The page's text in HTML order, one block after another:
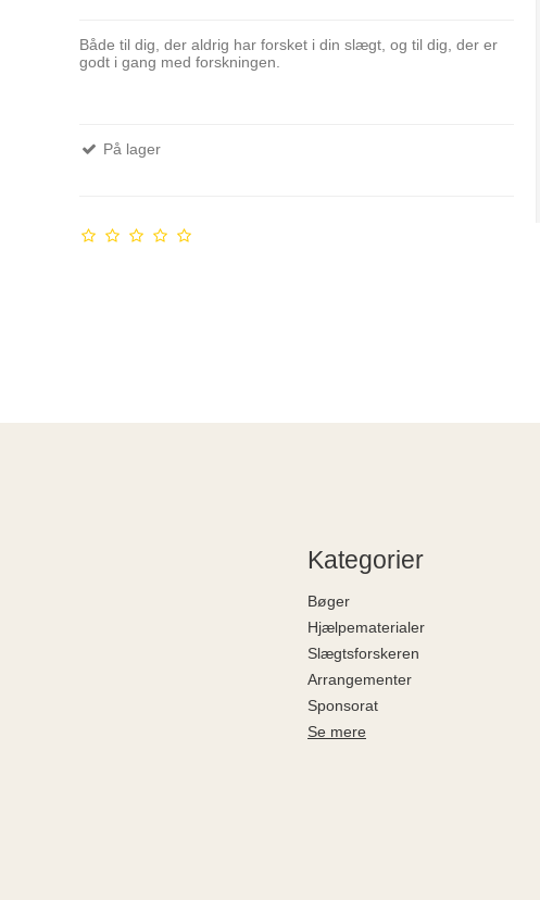
Både til dig, der aldrig har forsket i din slægt, og til dig, der er
godt i gang med forskningen.
På lager
Kategorier
Bøger
Hjælpematerialer
Slægtsforskeren
Arrangementer
Sponsorat
Se mere